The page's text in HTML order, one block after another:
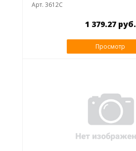
Арт. 3612C
1 379.27 руб.
Просмотр